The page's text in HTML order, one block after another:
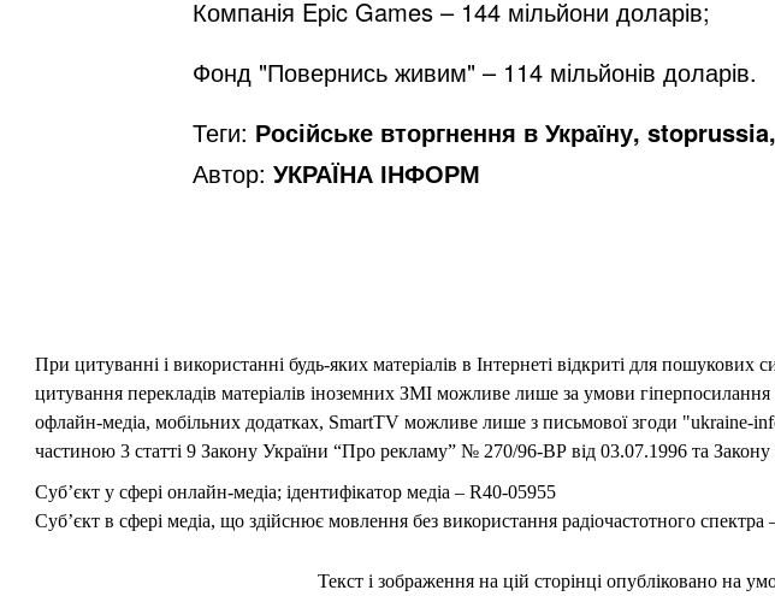
Компанія Epic Games – 144 мільйони доларів;
Фонд "Повернись живим" – 114 мільйонів доларів.
Теги: Російське вторгнення в Україну,
Автор: УКРАЇНА ІНФОРМ
При цитуванні і використанні будь-яких матеріалів в Інтернеті відкриті для
цитування перекладів матеріалів іноземних ЗМІ можливе лише за умови
офлайн-медіа, мобільних додатках, SmartTV можливе лише з письмової згоди "ukraine-
частиною 3 статті 9 Закону України “Про рекламу” № 270/96-ВР від 03.07.1996 та
Суб’єкт у сфері онлайн-медіа; ідентифікатор медіа – R40-05955
Суб’єкт в сфері медіа, що здійснює мовлення без використання радіочастотного спектра
Текст і зображення на цій сторінці опубліковано на